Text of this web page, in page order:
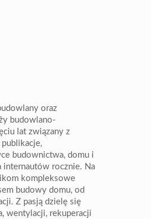
oraz
budowlano-
lat związany z
budownictwa, domu i
internautów rocznie. Na
kompleksowe
budowy domu, od
Z pasją dzielę się
wentylacji, rekuperacji